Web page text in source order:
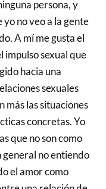
persona, y
no veo a la gente
A mí me gusta el
impulso sexual que
hacia una
sexuales
más las situaciones
concretas. Yo
que no son como
general no entiendo
el amor como